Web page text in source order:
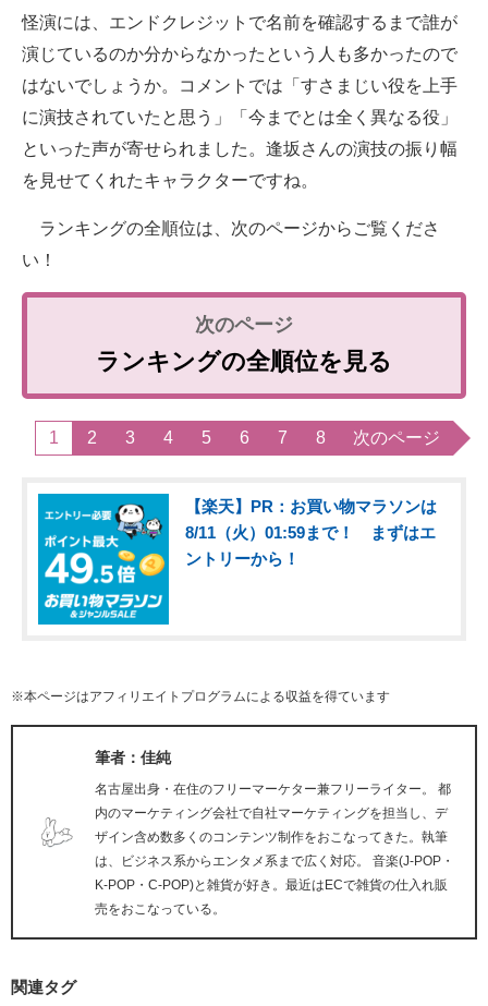
怪演には、エンドクレジットで名前を確認するまで誰が
演じているのか分からなかったという人も多かったので
はないでしょうか。コメントでは「すさまじい役を上手
に演技されていたと思う」「今までとは全く異なる役」
といった声が寄せられました。逢坂さんの演技の振り幅
を見せてくれたキャラクターですね。
ランキングの全順位は、次のページからご覧くださ
い！
ランキングの全順位を見る
1 2 3 4 5 6 7 8 次のページ
【楽天】PR：お買い物マラソンは
8/11（火）01:59まで！ まずはエ
ントリーから！
※本ページはアフィリエイトプログラムによる収益を得ています
筆者：佳純
名古屋出身・在住のフリーマーケター兼フリーライター。 都
内のマーケティング会社で自社マーケティングを担当し、デ
ザイン含め数多くのコンテンツ制作をおこなってきた。執筆
は、ビジネス系からエンタメ系まで広く対応。 音楽(J-POP・
K-POP・C-POP)と雑貨が好き。最近はECで雑貨の仕入れ販
売をおこなっている。
関連タグ